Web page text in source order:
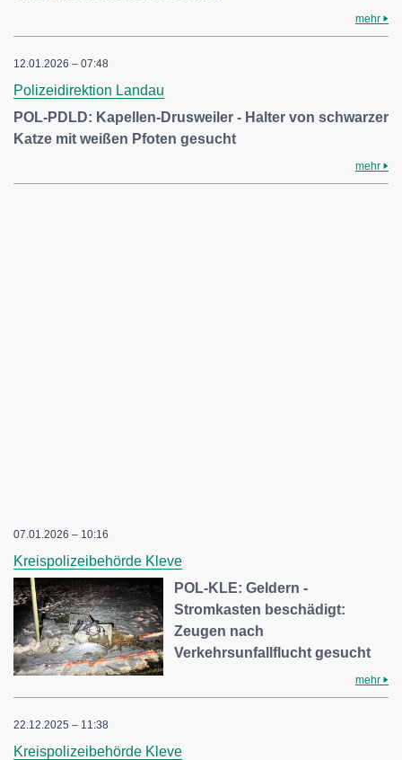
mehr
12.01.2026 – 07:48
Polizeidirektion Landau
POL-PDLD: Kapellen-Drusweiler - Halter von schwarzer
Katze mit weißen Pfoten gesucht
mehr
07.01.2026 – 10:16
Kreispolizeibehörde Kleve
POL-KLE: Geldern -
Stromkasten beschädigt:
Zeugen nach
Verkehrsunfallflucht gesucht
mehr
22.12.2025 – 11:38
Kreispolizeibehörde Kleve